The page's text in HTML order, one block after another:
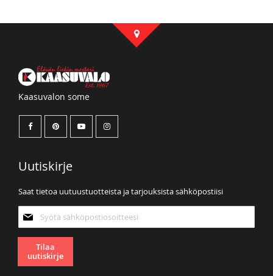
Kaasuvalon some
Uutiskirje
Saat tietoa uutuustuotteista ja tarjouksista sähköpostiisi
uutiskirjeemme:
Tilaa
uutiskirje